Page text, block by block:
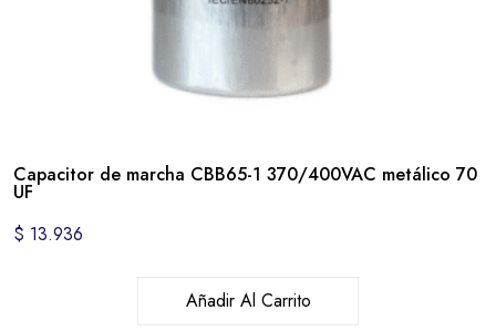
Capacitor de marcha CBB65-1 370/400VAC metálico 70
UF
$ 13.936
Añadir Al Carrito